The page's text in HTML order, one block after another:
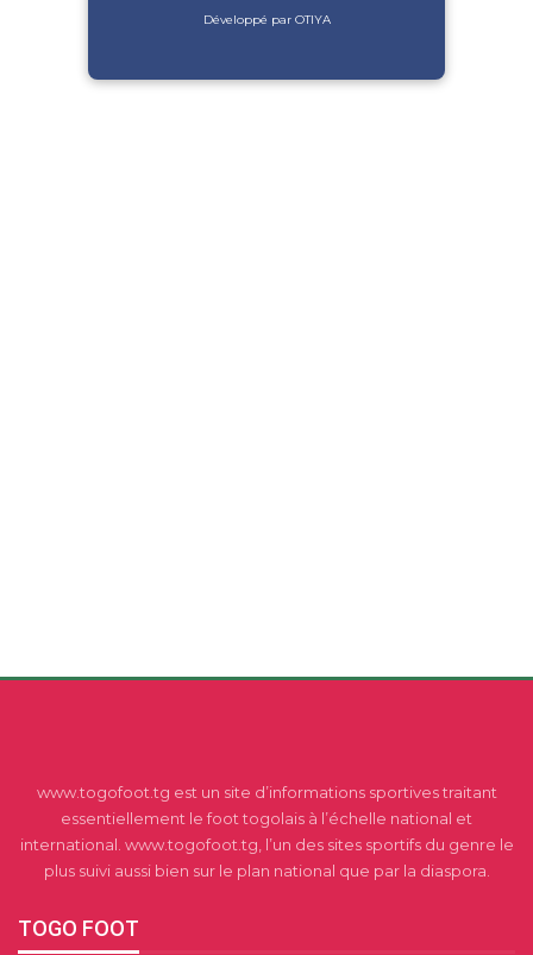
Développé par OTIYA
www.togofoot.tg est un site d’informations sportives traitant
essentiellement le foot togolais à l’échelle national et
international. www.togofoot.tg, l’un des sites sportifs du genre le
plus suivi aussi bien sur le plan national que par la diaspora.
TOGO FOOT